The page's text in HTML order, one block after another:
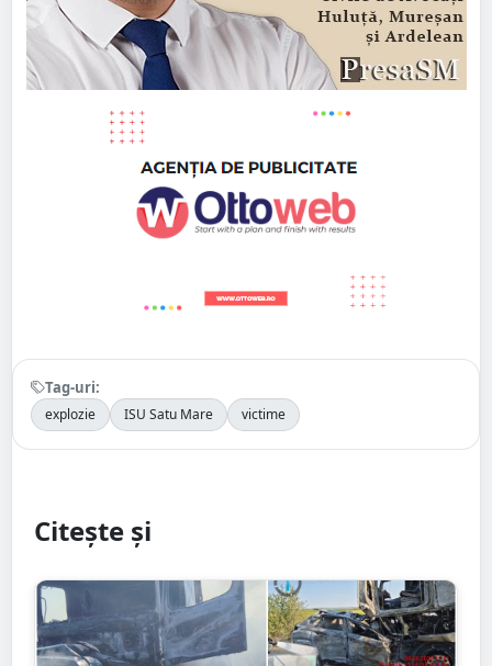
Tag-uri:
explozie ISU Satu Mare victime
Citește și